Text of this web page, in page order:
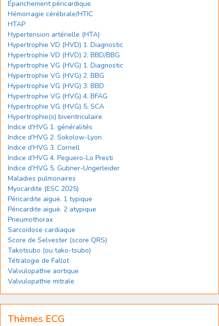
Épanchement péricardique
Hémorragie cérébrale/HTIC
HTAP
Hypertension artérielle (HTA)
Hypertrophie VD (HVD) 1. Diagnostic
Hypertrophie VD (HVD) 2. BBD/BBG
Hypertrophie VG (HVG) 1. Diagnostic
Hypertrophie VG (HVG) 2. BBG
Hypertrophie VG (HVG) 3. BBD
Hypertrophie VG (HVG) 4. BFAG
Hypertrophie VG (HVG) 5. SCA
Hypertrophie(s) biventriculaire
Indice d’HVG 1. généralités
Indice d’HVG 2. Sokolow-Lyon
Indice d’HVG 3. Cornell
Indice d’HVG 4. Peguero-Lo Presti
Indice d’HVG 5. Gubner-Ungerleider
Maladies pulmonaires
Myocardite (ESC 2025)
Péricardite aiguë. 1 typique
Péricardite aiguë. 2 atypique
Pneumothorax
Sarcoïdose cardiaque
Score de Selvester (score QRS)
Takotsubo (ou tako-tsubo)
Tétralogie de Fallot
Valvulopathie aortique
Valvulopathie mitrale
Thèmes ECG